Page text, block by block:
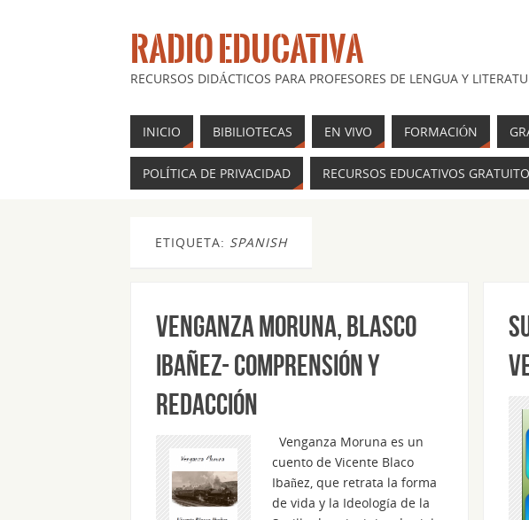
RADIO EDUCATIVA
RECURSOS DIDÁCTICOS PARA PROFESORES DE LENGUA Y
INICIO BIBILIOTECAS EN VIVO FORMACIÓN
POLÍTICA DE PRIVACIDAD RECURSOS EDUCATIVOS
ETIQUETA: SPANISH
Venganza Moruna, Blasco
Ibañez- comprensión y
redacción
Venganza Moruna es un
cuento de Vicente Blaco
Ibañez, que retrata la forma
de vida y la Ideología de la